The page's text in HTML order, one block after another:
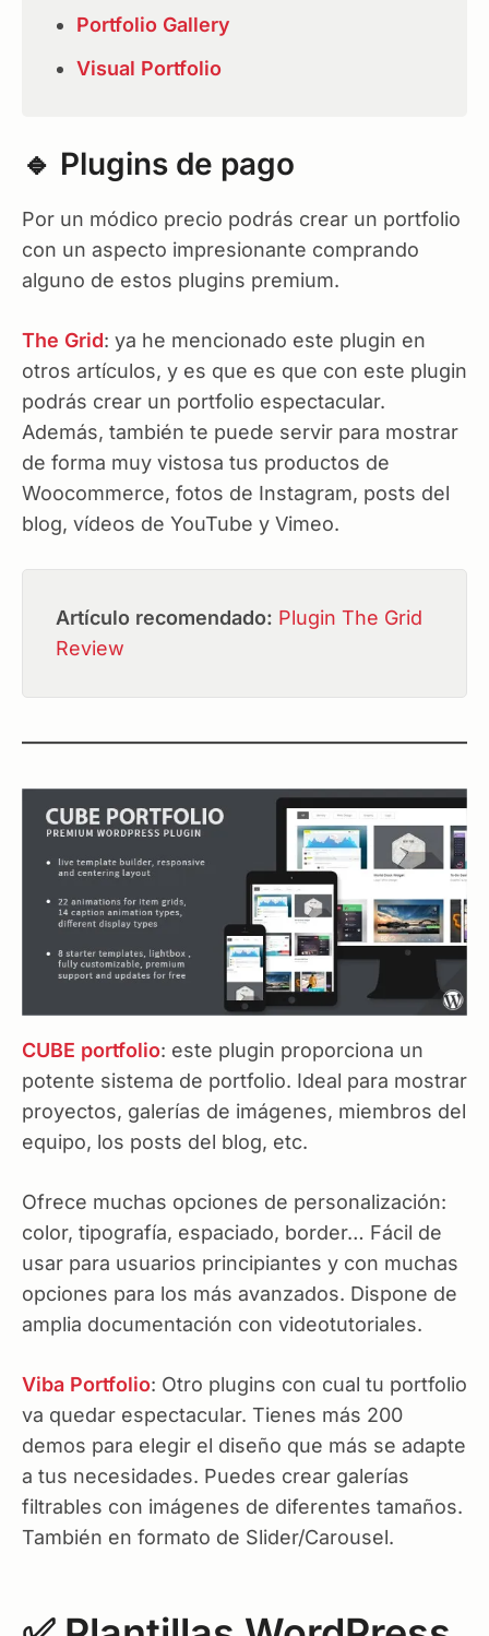
Portfolio Gallery
Visual Portfolio
🔹 Plugins de pago
Por un módico precio podrás crear un portfolio
con un aspecto impresionante comprando
alguno de estos plugins premium.
The Grid: ya he mencionado este plugin en
otros artículos, y es que es que con este plugin
podrás crear un portfolio espectacular.
Además, también te puede servir para mostrar
de forma muy vistosa tus productos de
Woocommerce, fotos de Instagram, posts del
blog, vídeos de YouTube y Vimeo.
Artículo recomendado: Plugin The Grid
Review
CUBE portfolio: este plugin proporciona un
potente sistema de portfolio. Ideal para mostrar
proyectos, galerías de imágenes, miembros del
equipo, los posts del blog, etc.
Ofrece muchas opciones de personalización:
color, tipografía, espaciado, border… Fácil de
usar para usuarios principiantes y con muchas
opciones para los más avanzados. Dispone de
amplia documentación con videotutoriales.
Viba Portfolio: Otro plugins con cual tu portfolio
va quedar espectacular. Tienes más 200
demos para elegir el diseño que más se adapte
a tus necesidades. Puedes crear galerías
filtrables con imágenes de diferentes tamaños.
También en formato de Slider/Carousel.